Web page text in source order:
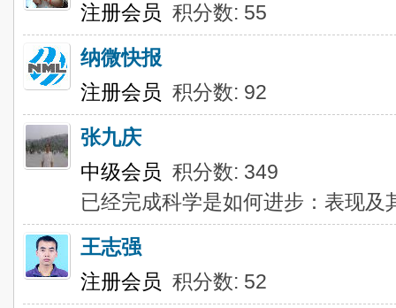
注册会员 积分数: 55
纳微快报
注册会员 积分数: 92
张九庆
中级会员 积分数: 349
已经完成科学是如何进步：表现
王志强
注册会员 积分数: 52